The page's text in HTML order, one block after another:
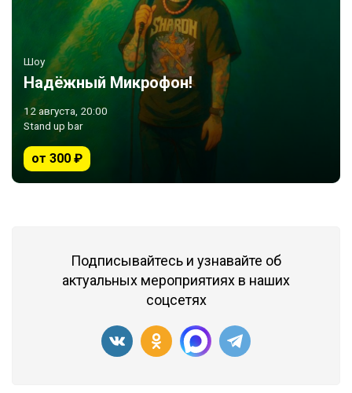
Шоу
Надёжный Микрофон!
12 августа, 20:00
Stand up bar
от 300 ₽
Подписывайтесь и узнавайте об
актуальных мероприятиях в наших
соцсетях